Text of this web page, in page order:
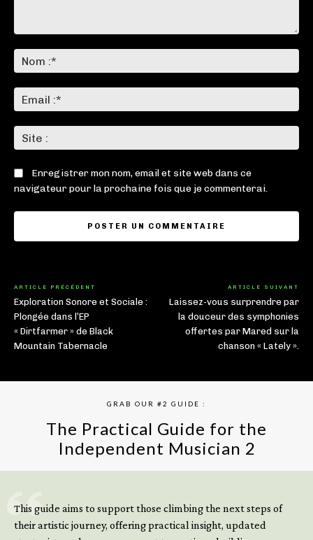
:*
:*
:
Enregistrer mon nom, email et site web dans ce
navigateur pour la prochaine fois que je commenterai.
ARTICLE PRÉCÉDENT
Exploration Sonore et Sociale :
Plongée dans l’EP
« Dirtfarmer » de Black
Mountain Tabernacle
ARTICLE SUIVANT
Laissez-vous surprendre par
la douceur des symphonies
offertes par Mared sur la
chanson « Lately ».
GRAB OUR #2 GUIDE :
The Practical Guide for the
Independent Musician 2
This guide aims to support those climbing the next steps of
their artistic journey, offering practical insight, updated